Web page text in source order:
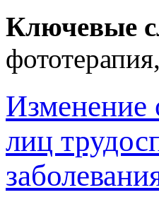
Ключевые
Изменение
лиц